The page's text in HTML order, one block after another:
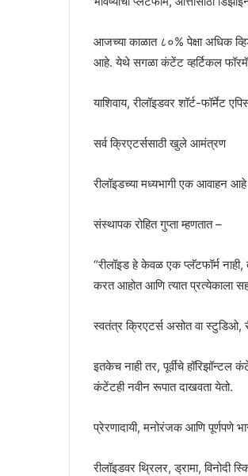
आजच्या काळात ८०% पेक्षा अधिक
आहे. येथे सगळा कंटेंट व्हर्टिकल
याशिवाय, रीलॉइडवर शॉर्ट-फॉर्मेट
सर्व क्रिएटर्ससाठी खुले आमंत्रण
रीलॉइडच्या मध्यभागी एक आवाहन
संस्थापक रोहित गुप्ता म्हणतात –
“रीलॉइड हे केवळ एक प्लॅटफॉर्म
करत आहोत आणि त्यात प्रत्येकाला
स्वतंत्र क्रिएटर्स असोत वा स्टुडिओ,
इतकेच नाही तर, पूर्वीचे हॉरिझॉन्टल
कंटेंटही नवीन रूपात दाखवता येतो.
प्रेरणादायी, मनोरंजक आणि पूर्णपणे
रीलॉइडवर थ्रिलर, ड्रामा,